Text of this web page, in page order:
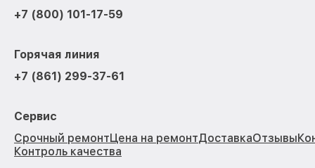
+7 (800) 101-17-59
Горячая линия
+7 (861) 299-37-61
Сервис
Срочный ремонтЦена на ремонтДоставкаОтзывы
Контроль качества